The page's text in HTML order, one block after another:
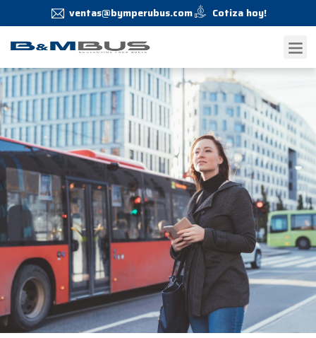
ventas@bymperubus.com Cotiza hoy!